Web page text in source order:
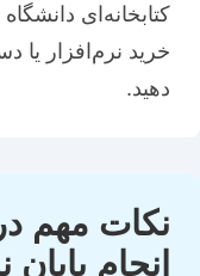
کتابخانه‌ای
خرید نرم‌افزار یا
دهید.
نکات مهم
انجام پایان